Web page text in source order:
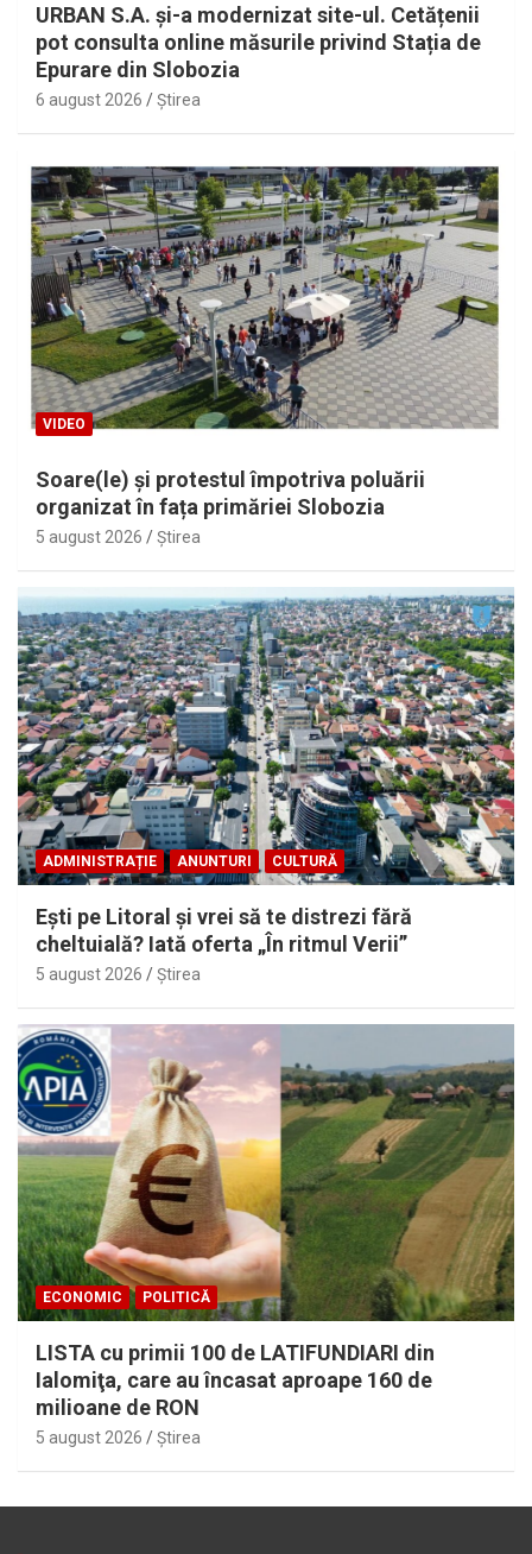
URBAN S.A. și-a modernizat site-ul. Cetățenii
pot consulta online măsurile privind Stația de
Epurare din Slobozia
6 august 2026 Ştirea
VIDEO
Soare(le) și protestul împotriva poluării
organizat în fața primăriei Slobozia
5 august 2026 Ştirea
ADMINISTRAȚIE ANUNTURI CULTURĂ
Eşti pe Litoral şi vrei să te distrezi fără
cheltuială? Iată oferta „În ritmul Verii”
5 august 2026 Ştirea
ECONOMIC POLITICĂ
LISTA cu primii 100 de LATIFUNDIARI din
Ialomiţa, care au încasat aproape 160 de
milioane de RON
5 august 2026 Ştirea